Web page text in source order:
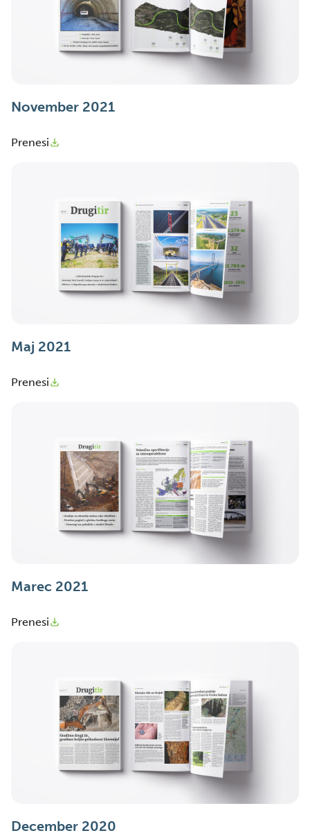
November 2021
Prenesi
Maj 2021
Prenesi
Marec 2021
Prenesi
December 2020